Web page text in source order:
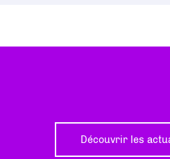
Découvrir les